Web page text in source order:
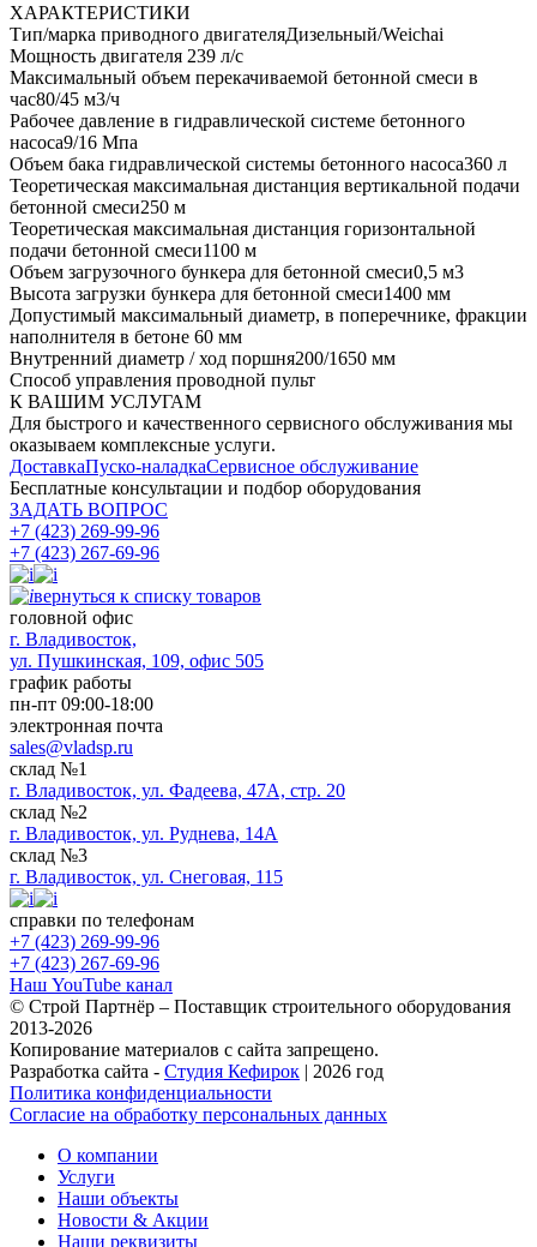
ХАРАКТЕРИСТИКИ
Тип/марка приводного двигателяДизельный/Weichai
Мощность двигателя 239 л/с
Максимальный объем перекачиваемой бетонной смеси в
час80/45 м3/ч
Рабочее давление в гидравлической системе бетонного
насоса9/16 Мпа
Объем бака гидравлической системы бетонного насоса360 л
Теоретическая максимальная дистанция вертикальной подачи
бетонной смеси250 м
Теоретическая максимальная дистанция горизонтальной
подачи бетонной смеси1100 м
Объем загрузочного бункера для бетонной смеси0,5 м3
Высота загрузки бункера для бетонной смеси1400 мм
Допустимый максимальный диаметр, в поперечнике, фракции
наполнителя в бетоне 60 мм
Внутренний диаметр / ход поршня200/1650 мм
Способ управления проводной пульт
К ВАШИМ УСЛУГАМ
Для быстрого и качественного сервисного обслуживания мы
оказываем комплексные услуги.
ДоставкаПуско-наладкаСервисное обслуживание
Бесплатные консультации и подбор оборудования
ЗАДАТЬ ВОПРОС
+7 (423) 269-99-96
+7 (423) 267-69-96
вернуться к списку товаров
головной офис
​г. Владивосток,
ул. Пушкинская, 109, офис 505
график работы
пн-пт 09:00-18:00
электронная почта
sales@vladsp.ru
склад №1
г. Владивосток, ул. Фадеева, 47А, стр. 20
склад №2
г. Владивосток, ул. Руднева, 14А
склад №3
г. Владивосток, ул. Снеговая, 115
справки по телефонам
+7 (423) 269-99-96
+7 (423) 267-69-96
Наш YouTube канал
© Строй Партнёр – Поставщик строительного оборудования
2013-2026
Копирование материалов с сайта запрещено.
Разработка сайта - Студия Кефирок | 2026 год
Политика конфиденциальности
Согласие на обработку персональных данных
О компании
Услуги
Наши объекты
Новости & Акции
Наши реквизиты